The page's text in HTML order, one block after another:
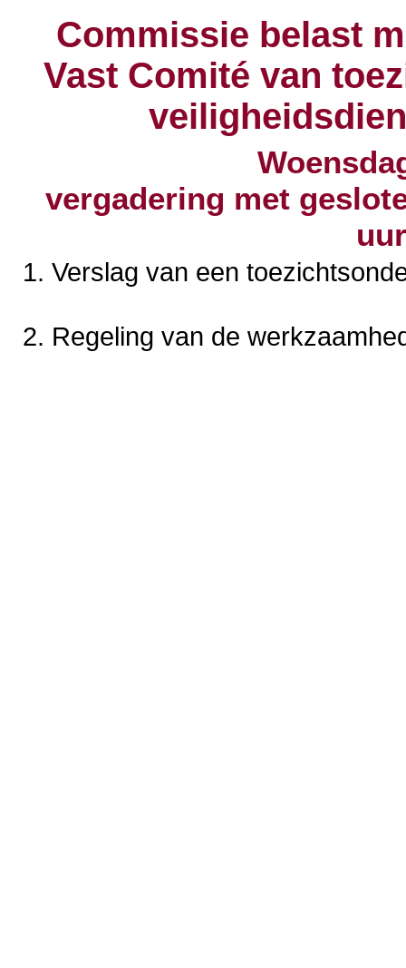
Commissie belast
Vast Comité van
vergadering met
uur
Verslag van een
Regeling van de